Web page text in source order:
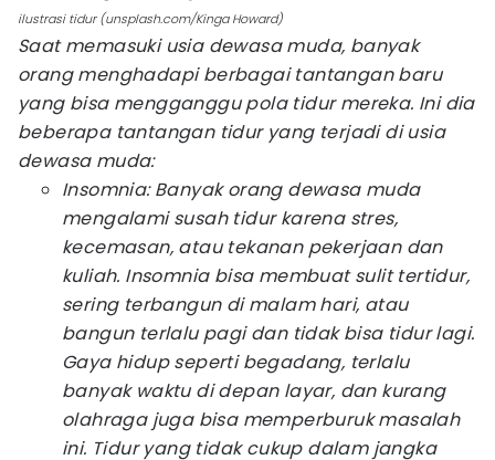
ilustrasi tidur (unsplash.com/Kinga Howard)
Saat memasuki usia dewasa muda, banyak
orang menghadapi berbagai tantangan baru
yang bisa mengganggu pola tidur mereka. Ini dia
beberapa tantangan tidur yang terjadi di usia
dewasa muda:
Insomnia: Banyak orang dewasa muda
mengalami susah tidur karena stres,
kecemasan, atau tekanan pekerjaan dan
kuliah. Insomnia bisa membuat sulit tertidur,
sering terbangun di malam hari, atau
bangun terlalu pagi dan tidak bisa tidur lagi.
Gaya hidup seperti begadang, terlalu
banyak waktu di depan layar, dan kurang
olahraga juga bisa memperburuk masalah
ini. Tidur yang tidak cukup dalam jangka